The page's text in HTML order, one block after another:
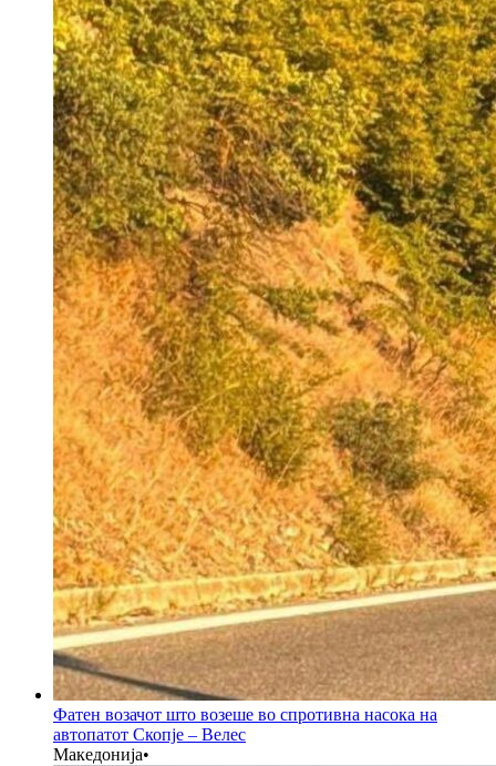
Фатен возачот што возеше во спротивна насока на
автопатот Скопје – Велес
Македонија•